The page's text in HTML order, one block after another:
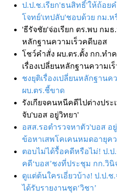
ป.ป.ช.เรียก'ธนสิทธิ์'ให้ถ้อย
โจทย์'เทปลับ'ชอบด้วย กม.ห
'ธีรัจชัย'จ่อเรียก ตร.พบ กมธ
หลักฐานความเร็วคดีบอส
โชว์คำสั่ง ผบ.ตร.ตั้ง กก.ท
เรื่องเปลี่ยนหลักฐานความเร็
ชงยุติเรื่องเปลี่ยนหลักฐานค
ผบ.ตร.ชี้ขาด
รังเกียจคนหนีคดีไปต่างปร
จับ'บอส อยู่วิทยา'
อสส.รอตำรวจหาตัว'บอส อ
ข้อหาเสพโคเคนหมดอายุคว
ตอบไม่ได้รื้อคดีหรือไม่! ป.
คดี‘บอส’ชงที่ประชุม กก.วิ
ดูแต่ต้นใครเอี่ยวบ้าง! ป.ป.ช
ได้รับรายงานชุด‘วิชา’